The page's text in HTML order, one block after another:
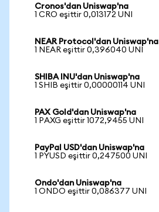
Cronos'dan Uniswap'na
1 CRO eşittir 0,013172 UNI
NEAR Protocol'dan Uniswap'na
1 NEAR eşittir 0,396040 UNI
SHIBA INU'dan Uniswap'na
1 SHIB eşittir 0,00000114 UNI
PAX Gold'dan Uniswap'na
1 PAXG eşittir 1072,9455 UNI
PayPal USD'dan Uniswap'na
1 PYUSD eşittir 0,247500 UNI
Ondo'dan Uniswap'na
1 ONDO eşittir 0,086377 UNI